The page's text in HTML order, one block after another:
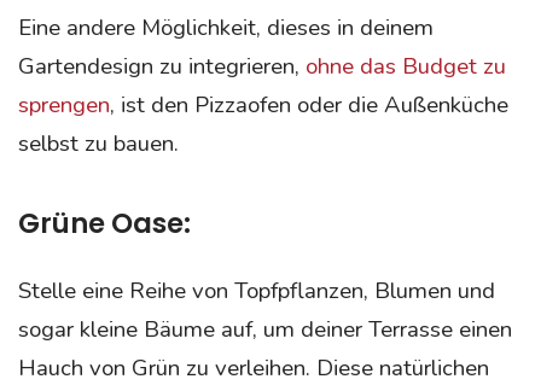
Eine andere Möglichkeit, dieses in deinem
Gartendesign zu integrieren, ohne das Budget zu
sprengen, ist den Pizzaofen oder die Außenküche
selbst zu bauen.
Grüne Oase:
Stelle eine Reihe von Topfpflanzen, Blumen und
sogar kleine Bäume auf, um deiner Terrasse einen
Hauch von Grün zu verleihen. Diese natürlichen